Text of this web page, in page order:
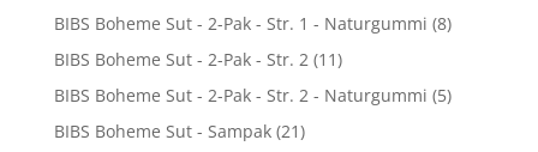
BIBS Boheme Sut - 2-Pak - Str. 1 - Naturgummi (8)
BIBS Boheme Sut - 2-Pak - Str. 2 (11)
BIBS Boheme Sut - 2-Pak - Str. 2 - Naturgummi (5)
BIBS Boheme Sut - Sampak (21)